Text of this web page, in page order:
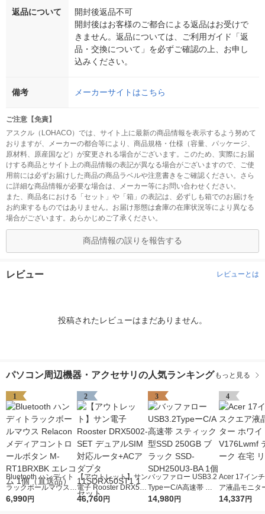
返品について
開封後返品不可
開封後はお客様のご都合による返品はお受けで
きません。返品については、ご利用ガイド「返
品・交換について」を必ずご確認の上、お申し
込みください。
備考 メーカーサイトはこちら
ご注意【免責】
アスクル（LOHACO）では、サイト上に最新の商品情報を表示するよう努めて
おりますが、メーカーの都合等により、商品規格・仕様（容量、パッケージ、
原材料、原産国など）が変更される場合がございます。このため、実際にお届
けする商品とサイト上の商品情報の表記が異なる場合がございますので、ご使
用前には必ずお届けした商品の商品ラベルや注意書きをご確認ください。さら
に詳細な商品情報が必要な場合は、メーカー等にお問い合わせください。
また、商品名における「セット」や「箱」の表記は、必ずしも箱でのお届けを
お約束するものではありません。お届け形態は倉庫の在庫状況等により異なる
場合がございます。あらかじめご了承ください。
商品情報の誤りを報告する
レビュー レビューとは
投稿されたレビューはまだありません。
パソコン周辺機器・アクセサリの人気ランキング もっと見る
1
Bluetooth ハンディト
ラックボールマウス R
elacon メディアコン
6,990円
2
【アウトレット】サン
電子 Rooster DRX500
2-SET デュアルSIM対
46,760円
3
バッファロー USB3.2
TypeーC/A高速帯 ス
ティック型SSD 250G
14,980円
4
Acer 17イン
ア液晶モニタ
イト
14,337円